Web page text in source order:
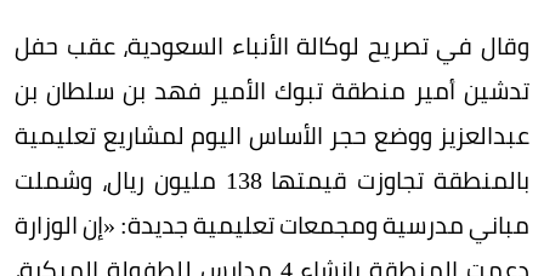
وقال في تصريح لوكالة الأنباء السعودية، عقب حفل
تدشين أمير منطقة تبوك الأمير فهد بن سلطان بن
عبدالعزيز ووضع حجر الأساس اليوم لمشاريع تعليمية
بالمنطقة تجاوزت قيمتها 138 مليون ريال، وشملت
مباني مدرسية ومجمعات تعليمية جديدة: «إن الوزارة